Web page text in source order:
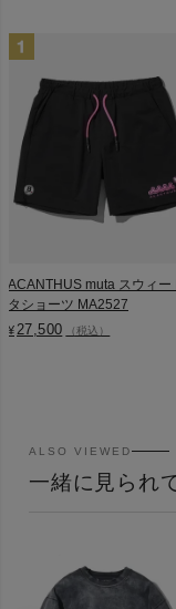
ACANTHUS muta スウィー
タショーツ MA2527
¥27,500 （税込）
ALSO VIEWED
一緒に見られ